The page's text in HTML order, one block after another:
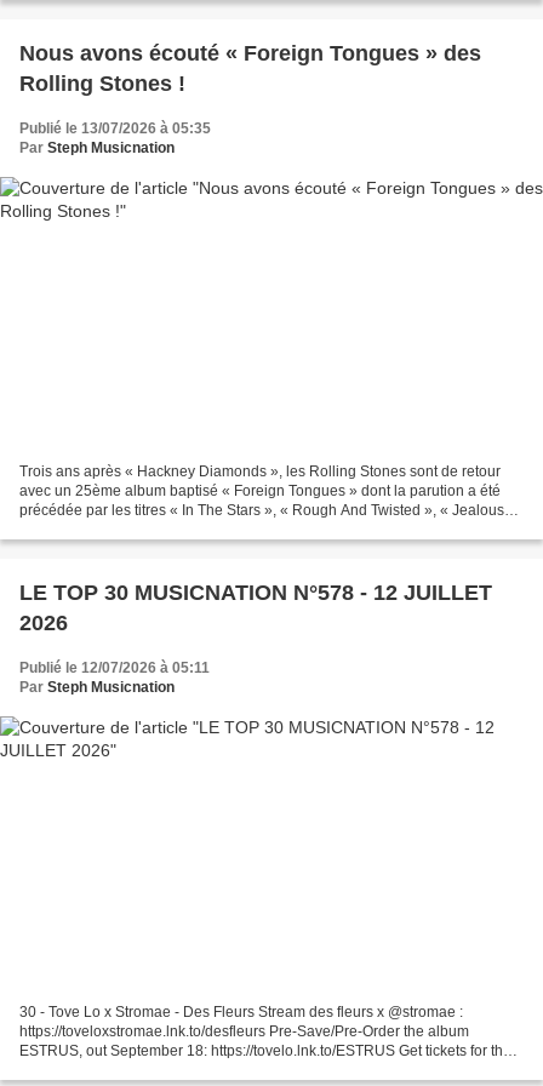
Nous avons écouté « Foreign Tongues » des
Rolling Stones !
Publié le 13/07/2026 à 05:35
Par Steph Musicnation
Trois ans après « Hackney Diamonds », les Rolling Stones sont de retour
avec un 25ème album baptisé « Foreign Tongues » dont la parution a été
précédée par les titres « In The Stars », « Rough And Twisted », « Jealous
LE TOP 30 MUSICNATION N°578 - 12 JUILLET
2026
Publié le 12/07/2026 à 05:11
Par Steph Musicnation
30 - Tove Lo x Stromae - Des Fleurs Stream des fleurs x @stromae :
https://toveloxstromae.lnk.to/desfleurs Pre-Save/Pre-Order the album
ESTRUS, out September 18: https://tovelo.lnk.to/ESTRUS Get tickets for the